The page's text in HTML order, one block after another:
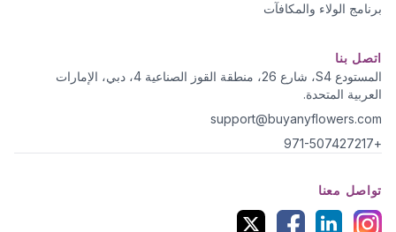
برنامج الولاء والمكافآت
اتصل بنا
المستودع S4، شارع 26، منطقة القوز الصناعية 4، دبي، الإمارات
العربية المتحدة.
support@buyanyflowers.com
+971-507427217
تواصل معنا